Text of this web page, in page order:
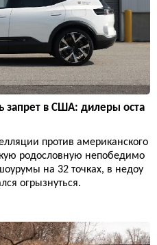
запрет в США: дилеры оста
против американского
родословную непобедимо
на 32 точках, в недоу
огрызнуться.